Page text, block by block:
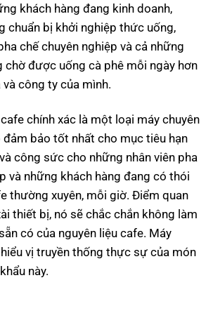
khách hàng đang kinh doanh,
chuẩn bị khởi nghiệp thức uống,
chế chuyên nghiệp và cả những
chờ được uống cà phê mỗi ngày hơn
công ty của mình.
chính xác là một loại máy chuyên
bảo tốt nhất cho mục tiêu hạn
công sức cho những nhân viên pha
và những khách hàng đang có thói
thường xuyên, mỗi giờ. Điểm quan
thiết bị, nó sẽ chắc chắn không làm
có của nguyên liệu cafe. Máy
vị truyền thống thực sự của món
này.